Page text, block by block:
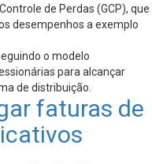
de Perdas (GCP), que
desempenhos a exemplo
o modelo
para alcançar
de distribuição.
faturas de